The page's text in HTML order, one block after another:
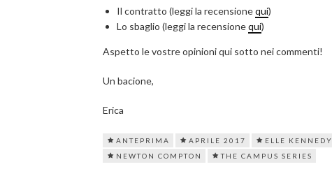
Il contratto (leggi la recensionequi)
Lo sbaglio (leggi la recensionequi)
Aspetto le vostre opinioni qui sotto nei commenti!
Un bacione,
Erica
ANTEPRIMA APRILE 2017 ELLE KENNEDY
NEWTON COMPTON
THE CAMPUS SERIES